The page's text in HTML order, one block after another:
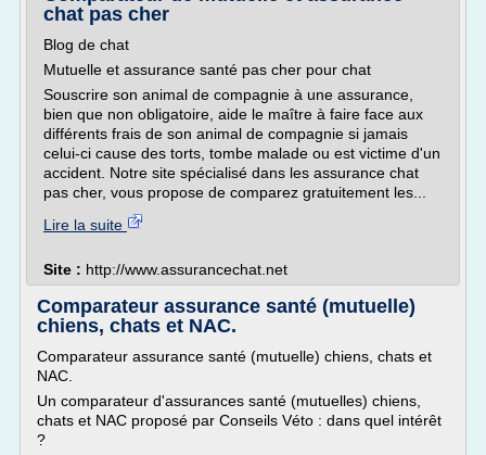
chat pas cher
Blog de chat
Mutuelle et assurance santé pas cher pour chat
Souscrire son animal de compagnie à une assurance,
bien que non obligatoire, aide le maître à faire face aux
différents frais de son animal de compagnie si jamais
celui-ci cause des torts, tombe malade ou est victime d'un
accident. Notre site spécialisé dans les assurance chat
pas cher, vous propose de comparez gratuitement les...
Lire la suite
Site : http://www.assurancechat.net
Comparateur assurance santé (mutuelle)
chiens, chats et NAC.
Comparateur assurance santé (mutuelle) chiens, chats et
NAC.
Un comparateur d'assurances santé (mutuelles) chiens,
chats et NAC proposé par Conseils Véto : dans quel intérêt
?